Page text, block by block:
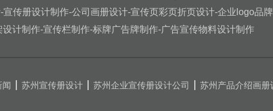
传册设计制作-公司画册设计-宣传页彩页折页设计-企业logo品
计制作-宣传栏制作-标牌广告牌制作-广告宣传物料设计制作
闻 苏州宣传册设计 苏州企业宣传册设计公司 苏州产品介绍画册